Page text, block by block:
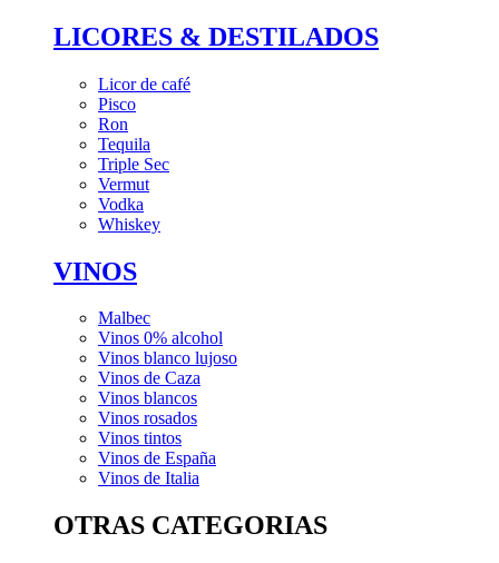
LICORES & DESTILADOS
Licor de café
Pisco
Ron
Tequila
Triple Sec
Vermut
Vodka
Whiskey
VINOS
Malbec
Vinos 0% alcohol
Vinos blanco lujoso
Vinos de Caza
Vinos blancos
Vinos rosados
Vinos tintos
Vinos de España
Vinos de Italia
OTRAS CATEGORIAS